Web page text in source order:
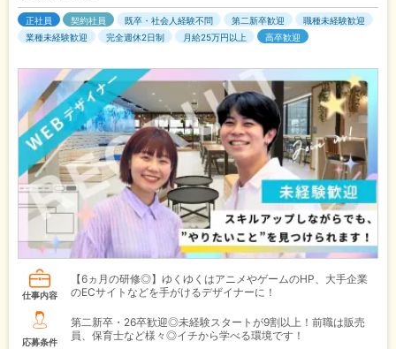
正社員 契約社員 既卒・社会人経験不問 第二新卒歓迎
職種未経験歓迎
業種未経験歓迎
完全週休2日制 月給25万円以上 高卒歓迎
仕事内容
【6ヵ月の研修◎】ゆくゆくはアニメやゲームのHP、大手企業
のECサイトなどを手がけるデザイナーに！
応募条件
第二新卒・26卒歓迎◎未経験スタートが9割以上！前職は販売
員、保育士など様々◎イチから学べる環境です！